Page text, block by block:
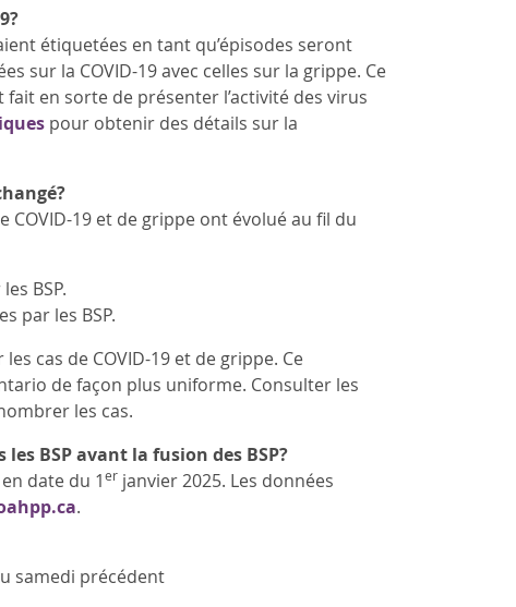
étiquetées en tant qu’épisodes seront
sur la COVID-19 avec celles sur la grippe. Ce
en sorte de présenter l’activité des virus
pour obtenir des détails sur la
19 et de grippe ont évolué au fil du
BSP.
par les BSP.
cas de COVID-19 et de grippe. Ce
de façon plus uniforme. Consulter les
les cas.
BSP avant la fusion des BSP?
date du 1erjanvier 2025. Les données
.
samedi précédent